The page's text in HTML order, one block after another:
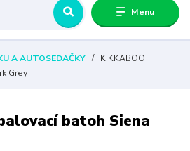
Menu
A AUTOSEDAČKY
KIKKABOO
Grey
batoh Siena